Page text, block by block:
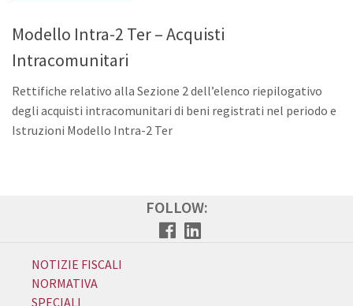
Modello Intra-2 Ter – Acquisti
Intracomunitari
Rettifiche relativo alla Sezione 2 dell’elenco riepilogativo
degli acquisti intracomunitari di beni registrati nel periodo e
Istruzioni Modello Intra-2 Ter
FOLLOW:
NOTIZIE FISCALI
NORMATIVA
SPECIALI